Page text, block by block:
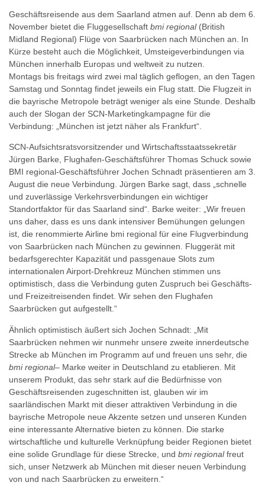
Geschäftsreisende aus dem Saarland atmen auf. Denn ab dem 6.
November bietet die Fluggesellschaft bmi regional(British
Midland Regional) Flüge von Saarbrücken nach München an. In
Kürze besteht auch die Möglichkeit, Umsteigeverbindungen via
München innerhalb Europas und weltweit zu nutzen.
Montags bis freitags wird zwei mal täglich geflogen, an den Tagen
Samstag und Sonntag findet jeweils ein Flug statt. Die Flugzeit in
die bayrische Metropole beträgt weniger als eine Stunde. Deshalb
auch der Slogan der SCN-Marketingkampagne für die
Verbindung: „München ist jetzt näher als Frankfurt“.
SCN-Aufsichtsratsvorsitzender und Wirtschaftsstaatssekretär
Jürgen Barke, Flughafen-Geschäftsführer Thomas Schuck sowie
BMI regional-Geschäftsführer Jochen Schnadt präsentieren am 3.
August die neue Verbindung. Jürgen Barke sagt, dass „schnelle
und zuverlässige Verkehrsverbindungen ein wichtiger
Standortfaktor für das Saarland sind“. Barke weiter: „Wir freuen
uns daher, dass es uns dank intensiver Bemühungen gelungen
ist, die renommierte Airline bmi regional für eine Flugverbindung
von Saarbrücken nach München zu gewinnen. Fluggerät mit
bedarfsgerechter Kapazität und passgenaue Slots zum
internationalen Airport-Drehkreuz München stimmen uns
optimistisch, dass die Verbindung guten Zuspruch bei Geschäfts-
und Freizeitreisenden findet. Wir sehen den Flughafen
Saarbrücken gut aufgestellt.“
Ähnlich optimistisch äußert sich Jochen Schnadt: „Mit
Saarbrücken nehmen wir nunmehr unsere zweite innerdeutsche
Strecke ab München im Programm auf und freuen uns sehr, die
bmi regional– Marke weiter in Deutschland zu etablieren. Mit
unserem Produkt, das sehr stark auf die Bedürfnisse von
Geschäftsreisenden zugeschnitten ist, glauben wir im
saarländischen Markt mit dieser attraktiven Verbindung in die
bayrische Metropole neue Akzente setzen und unseren Kunden
eine interessante Alternative bieten zu können. Die starke
wirtschaftliche und kulturelle Verknüpfung beider Regionen bietet
eine solide Grundlage für diese Strecke, und bmi regionalfreut
sich, unser Netzwerk ab München mit dieser neuen Verbindung
von und nach Saarbrücken zu erweitern.“